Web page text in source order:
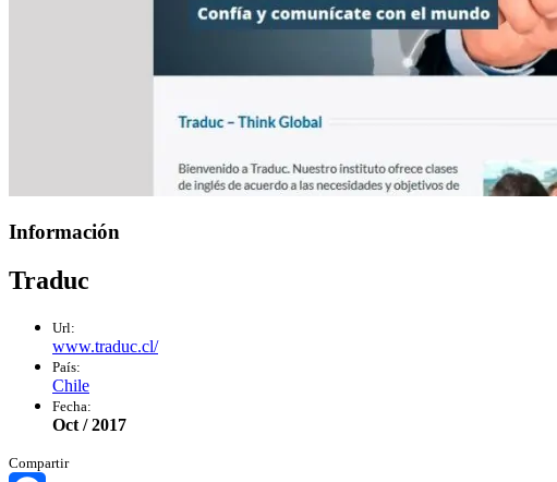
Información
Traduc
Url:
www.traduc.cl/
País:
Chile
Fecha:
Oct / 2017
Compartir